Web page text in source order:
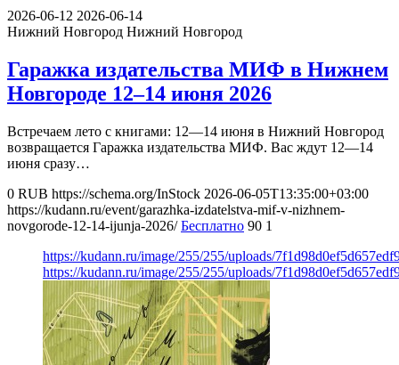
2026-06-12 2026-06-14
Нижний Новгород Нижний Новгород
Гаражка издательства МИФ в Нижнем
Новгороде 12–14 июня 2026
Встречаем лето с книгами: 12—14 июня в Нижний Новгород
возвращается Гаражка издательства МИФ. Вас ждут 12—14
июня сразу…
0 RUB https://schema.org/InStock 2026-06-05T13:35:00+03:00
https://kudann.ru/event/garazhka-izdatelstva-mif-v-nizhnem-
novgorode-12-14-ijunja-2026/ Бесплатно 90 1
https://kudann.ru/image/255/255/uploads/
https://kudann.ru/image/255/255/uploads/